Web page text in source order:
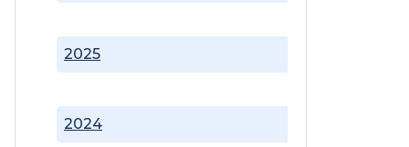
2024
2025